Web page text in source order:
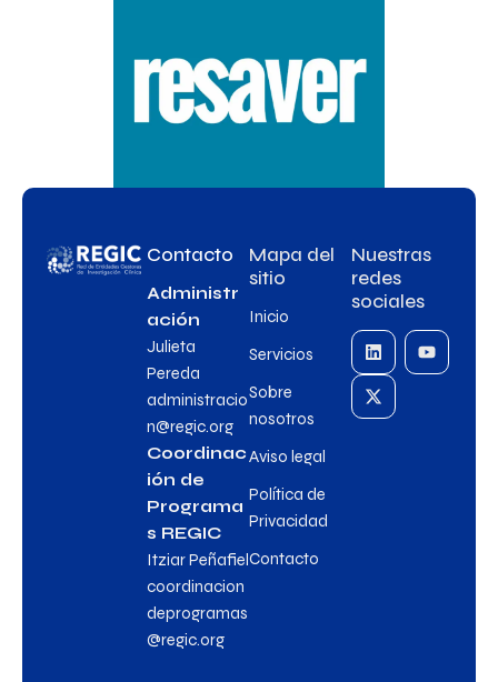
Contacto
Administr
ación
Julieta
Pereda
administracio
n@regic.org
Coordinac
ión de
Programa
s REGIC
Itziar Peñafiel
coordinacion
deprogramas
@regic.org
Mapa del
sitio
Inicio
Servicios
Sobre
nosotros
Aviso legal
Política de
Privacidad
Contacto
Nuestras
redes
sociales